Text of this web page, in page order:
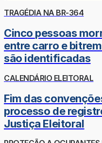
TRAGÉDIA NA BR-364
Cinco pessoas
entre carro e
são identificadas
CALENDÁRIO ELEITORAL
Fim das
processo de
Justiça Eleitoral